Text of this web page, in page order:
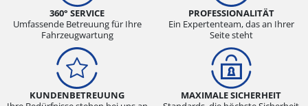
Fahrzeugmodell
Alle Arten (0)
Pkw (0)
360° SERVICE
Umfassende Betreuung für Ihre
Fahrzeugwartung
PROFESSIONALITÄT
Ein Expertenteam, das an Ihrer
Seite steht
KUNDENBETREUUNG
MAXIMALE SICHERHEIT